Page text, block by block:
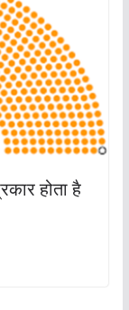
होता है